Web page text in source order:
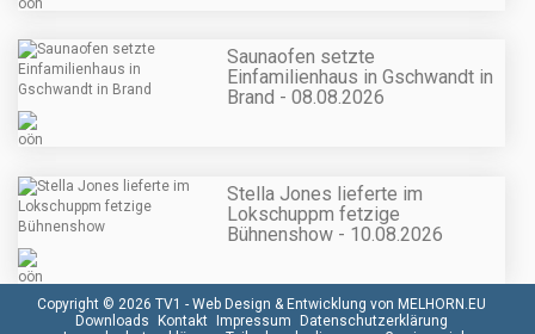
Saunaofen setzte
Einfamilienhaus in Gschwandt in
Brand - 08.08.2026
Stella Jones lieferte im
Lokschuppm fetzige
Bühnenshow - 10.08.2026
Copyright © 2026 TV1 - Web Design & Entwicklung von MELHORN.EU
Downloads Kontakt Impressum Datenschutzerklärung